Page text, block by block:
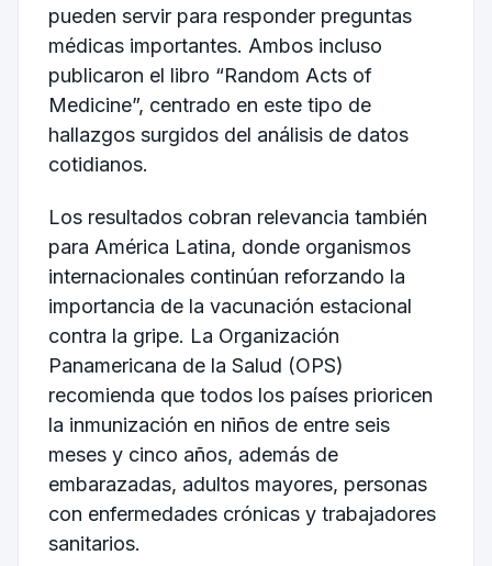
pueden servir para responder preguntas
médicas importantes. Ambos incluso
publicaron el libro “Random Acts of
Medicine”, centrado en este tipo de
hallazgos surgidos del análisis de datos
cotidianos.
Los resultados cobran relevancia también
para América Latina, donde organismos
internacionales continúan reforzando la
importancia de la vacunación estacional
contra la gripe. La Organización
Panamericana de la Salud (OPS)
recomienda que todos los países prioricen
la inmunización en niños de entre seis
meses y cinco años, además de
embarazadas, adultos mayores, personas
con enfermedades crónicas y trabajadores
sanitarios.